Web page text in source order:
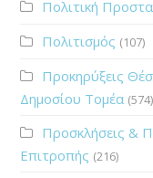
Πολιτική
Πολιτισμός (107)
Προκηρύξεις
Δημοσίου Τομέα (574)
Προσκλήσεις &
Επιτροπής (216)